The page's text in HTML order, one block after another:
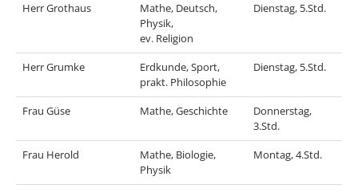
Herr Grothaus
Mathe, Deutsch,
Physik,
ev. Religion
Dienstag, 5.Std.
Herr Grumke
Erdkunde, Sport,
prakt. Philosophie
Dienstag, 5.Std.
Frau Güse Mathe, Geschichte
Donnerstag,
3.Std.
Frau Herold
Mathe, Biologie,
Physik
Montag, 4.Std.